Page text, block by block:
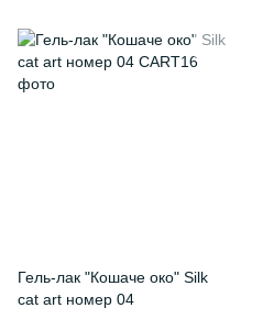
Гель-лак "Кошаче око" Silk
cat art номер 04